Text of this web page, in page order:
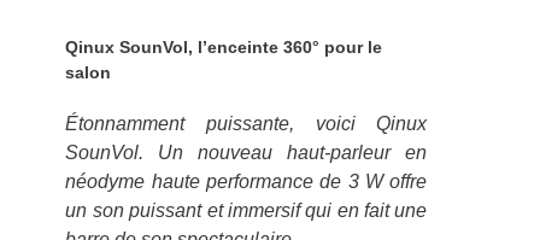
Qinux SounVol, l’enceinte 360° pour le
salon
Étonnamment puissante, voici Qinux
SounVol. Un nouveau haut-parleur en
néodyme haute performance de 3 W offre
un son puissant et immersif qui en fait une